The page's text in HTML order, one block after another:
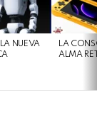
NUEVA
LA
ALMA